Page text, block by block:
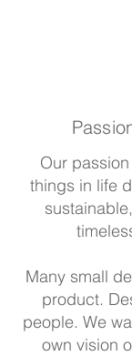
Our
things in life
Many small
product.
people. We
own vision